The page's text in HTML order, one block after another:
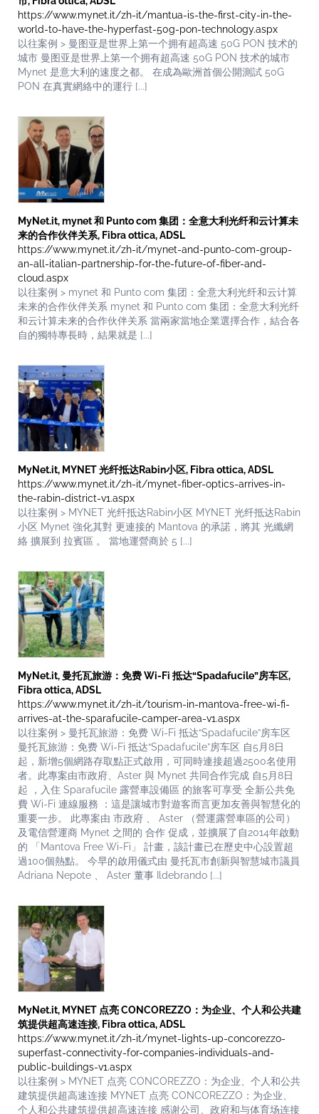
https://www.mynet.it/zh-it/mantua-is-the-first-city-in-the-
world-to-have-the-hyperfast-50g-pon-technology.aspx
以往案例 > 曼图亚是世界上第一个拥有超高速 50G PON 技术的
城市 曼图亚是世界上第一个拥有超高速 50G PON 技术的城市
Mynet 是意大利的速度之都。 在成為歐洲首個公開測試 50G
PON 在真實網絡中的運行 [...]
MyNet.it, mynet 和 Punto com 集团：全意大利光纤和云计算未
来的合作伙伴关系, Fibra ottica, ADSL
https://www.mynet.it/zh-it/mynet-and-punto-com-group-
an-all-italian-partnership-for-the-future-of-fiber-and-
cloud.aspx
以往案例 > mynet 和 Punto com 集团：全意大利光纤和云计算
未来的合作伙伴关系 mynet 和 Punto com 集团：全意大利光纤
和云计算未来的合作伙伴关系 當兩家當地企業選擇合作，結合各
自的獨特專長時，結果就是 [...]
MyNet.it, MYNET 光纤抵达Rabin小区, Fibra ottica, ADSL
https://www.mynet.it/zh-it/mynet-fiber-optics-arrives-in-
the-rabin-district-v1.aspx
以往案例 > MYNET 光纤抵达Rabin小区 MYNET 光纤抵达Rabin
小区 Mynet 強化其對 更連接的 Mantova 的承諾，將其 光纖網
絡 擴展到 拉賓區 。 當地運營商於 5 [...]
MyNet.it, 曼托瓦旅游：免费 Wi-Fi 抵达“Spadafucile”房车区,
Fibra ottica, ADSL
https://www.mynet.it/zh-it/tourism-in-mantova-free-wi-fi-
arrives-at-the-sparafucile-camper-area-v1.aspx
以往案例 > 曼托瓦旅游：免费 Wi-Fi 抵达“Spadafucile”房车区
曼托瓦旅游：免费 Wi-Fi 抵达“Spadafucile”房车区 自5月8日
起，新增5個網路存取點正式啟用，可同時連接超過2500名使用
者。此專案由市政府、Aster 與 Mynet 共同合作完成 自5月8日
起 ，入住 Sparafucile 露營車設備區 的旅客可享受 全新公共免
費 Wi-Fi 連線服務 ：這是讓城市對遊客而言更加友善與智慧化的
重要一步。 此專案由 市政府 、 Aster （營運露營車區的公司）
及電信營運商 Mynet 之間的 合作 促成，並擴展了自2014年啟動
的 「Mantova Free Wi-Fi」 計畫，該計畫已在歷史中心設置超
過100個熱點。 今早的啟用儀式由 曼托瓦市創新與智慧城市議員
Adriana Nepote 、 Aster 董事 Ildebrando [...]
MyNet.it, MYNET 点亮 CONCOREZZO：为企业、个人和公共建
筑提供超高速连接, Fibra ottica, ADSL
https://www.mynet.it/zh-it/mynet-lights-up-concorezzo-
superfast-connectivity-for-companies-individuals-and-
public-buildings-v1.aspx
以往案例 > MYNET 点亮 CONCOREZZO：为企业、个人和公共
建筑提供超高速连接 MYNET 点亮 CONCOREZZO：为企业、
个人和公共建筑提供超高速连接 感谢公司、政府和与体育场连接